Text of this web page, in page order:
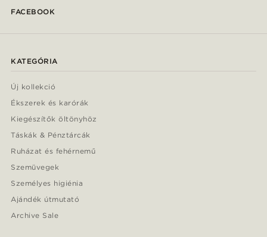
FACEBOOK
KATEGÓRIA
Új kollekció
Ékszerek és karórák
Kiegészítők öltönyhöz
Táskák & Pénztárcák
Ruházat és fehérnemű
Szemüvegek
Személyes higiénia
Ajándék útmutató
Archive Sale